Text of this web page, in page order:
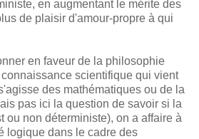
en augmentant le mérite des
de plaisir d'amour-propre à qui
en faveur de la philosophie
scientifique qui vient
des mathématiques ou de la
pas ici la question de savoir si la
ou non déterministe), on a affaire à
logique dans le cadre des